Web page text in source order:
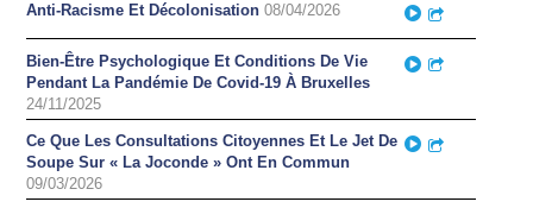
Anti-Racisme Et Décolonisation 08/04/2026 Play
Bien-Être Psychologique Et Conditions De Vie
Pendant La Pandémie De Covid-19 À Bruxelles
24/11/2025
Play
Ce Que Les Consultations Citoyennes Et Le Jet De
Soupe Sur « La Joconde » Ont En Commun
09/03/2026
Play